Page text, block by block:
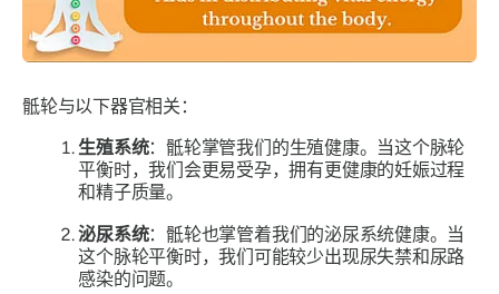
骶轮与以下器官相关：
生殖系统：骶轮掌管我们的生殖健康。当这个脉轮
平衡时，我们会更易受孕，拥有更健康的妊娠过程
和精子质量。
泌尿系统：骶轮也掌管着我们的泌尿系统健康。当
这个脉轮平衡时，我们可能较少出现尿失禁和尿路
感染的问题。